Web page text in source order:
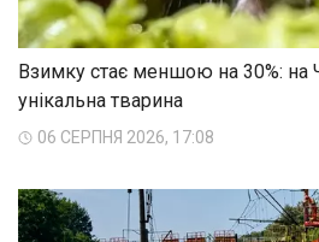
Взимку стає меншою на 30%: на
унікальна тварина
06 СЕРПНЯ 2026, 17:08